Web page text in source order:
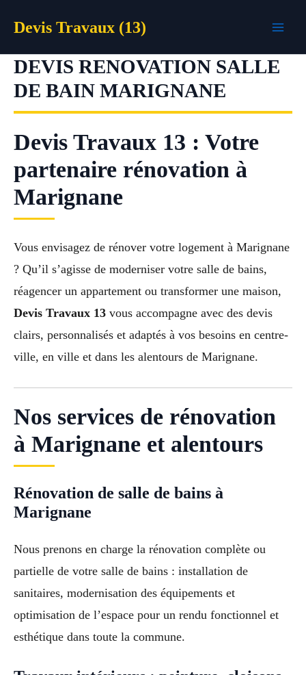
Devis Travaux (13)
DEVIS RENOVATION SALLE
DE BAIN MARIGNANE
Devis Travaux 13 : Votre
partenaire rénovation à
Marignane
Vous envisagez de rénover votre logement à Marignane
? Qu’il s’agisse de moderniser votre salle de bains,
réagencer un appartement ou transformer une maison,
Devis Travaux 13 vous accompagne avec des devis
clairs, personnalisés et adaptés à vos besoins en centre-
ville, en ville et dans les alentours de Marignane.
Nos services de rénovation
à Marignane et alentours
Rénovation de salle de bains à
Marignane
Nous prenons en charge la rénovation complète ou
partielle de votre salle de bains : installation de
sanitaires, modernisation des équipements et
optimisation de l’espace pour un rendu fonctionnel et
esthétique dans toute la commune.